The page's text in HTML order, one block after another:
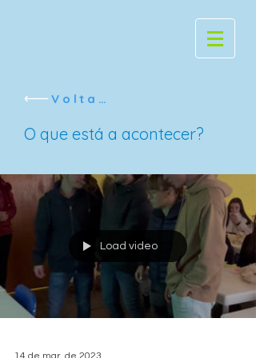
Voltar
O que está a acontecer?
Load video
14 de mar. de 2023